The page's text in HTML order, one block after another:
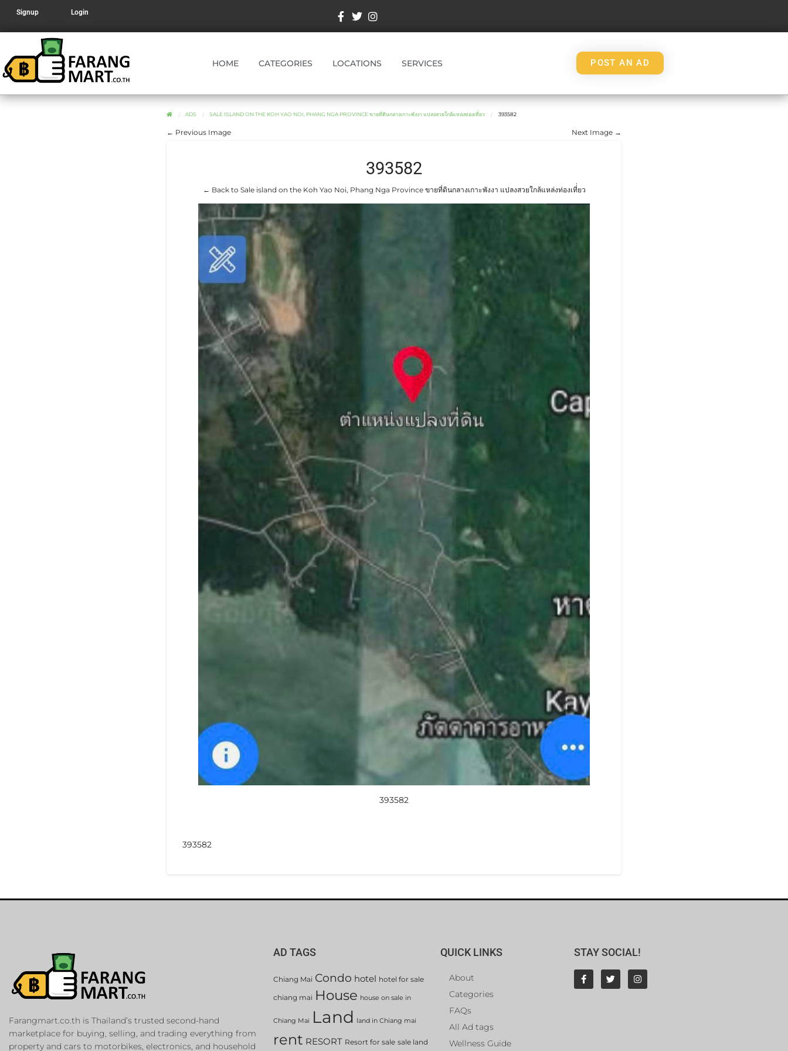
Signup Login
HOME CATEGORIES LOCATIONS SERVICES POST AN AD
ADS SALE ISLAND ON THE KOH YAO NOI, PHANG NGA PROVINCE ขายที่ดินกลางเกาะพังงา แปลงสวยใกล้แหล่งท่องเที่่ยว 393582
← Previous Image Next Image →
393582
← Back to Sale island on the Koh Yao Noi, Phang Nga Province ขายที่ดินกลางเกาะพังงา แปลงสวยใกล้แหล่งท่องเที่่ยว
393582
393582
Farangmart.co.th is Thailand’s trusted second-hand
marketplace for buying, selling, and trading everything from
property and cars to motorbikes, electronics, and household
AD TAGS
Chiang Mai Condo hotel hotel for sale
chiang mai House house on sale in
Chiang Mai Land land in Chiang mai
rent RESORT Resort for sale sale land
QUICK LINKS
About
Categories
FAQs
All Ad tags
Wellness Guide
STAY SOCIAL!